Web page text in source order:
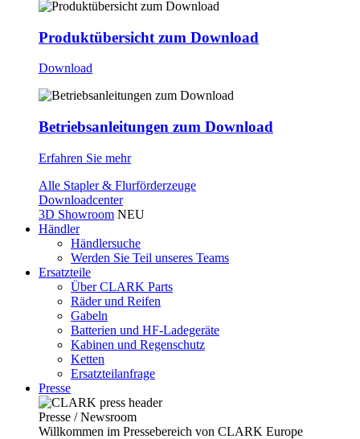
Produktübersicht zum Download
Download
Betriebsanleitungen zum Download
Erfahren Sie mehr
Alle Stapler & Flurförderzeuge
Downloadcenter
3D Showroom NEU
Händler
Händlersuche
Werden Sie Teil unseres Teams
Ersatzteile
Über CLARK Parts
Räder und Reifen
Gabeln
Batterien und HF-Ladegeräte
Kabinen und Regenschutz
Ketten
Ersatzteilanfrage
Presse
Presse / Newsroom
Willkommen im Pressebereich von CLARK Europe